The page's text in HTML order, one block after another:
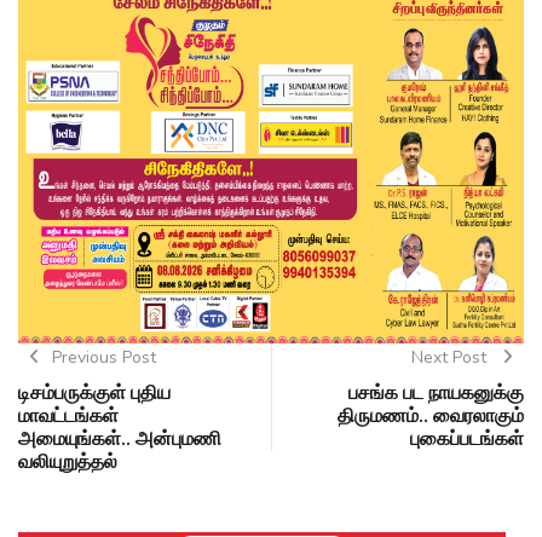
Previous Post
டிசம்பருக்குள் புதிய
மாவட்டங்கள்
அமையுங்கள்.. அன்புமணி
வலியுறுத்தல்
Next Post
பசங்க பட நாயகனுக்கு
திருமணம்.. வைரலாகும்
புகைப்படங்கள்